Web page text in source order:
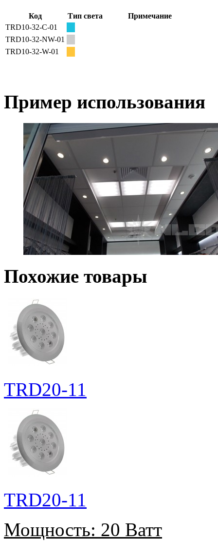
Код Тип света
Примечание
TRD10-32-C-01
TRD10-32-NW-01
TRD10-32-W-01
Пример использования
Похожие товары
TRD20-11
TRD20-11
Мощность: 20 Ватт